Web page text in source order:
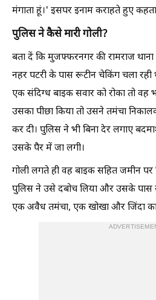
मंगाता हूं।' इसपर इनाम कराहते हुए
पुलिस ने कैसे मारी गोली?
बता दें कि मुजफ्फरनगर की रामराज
नहर पटरी के पास रूटीन चेकिंग चला
एक संदिग्ध बाइक सवार को रोका तो
उसका पीछा किया तो उसने तमंचा
कर दी। पुलिस ने भी बिना देर लगाए
उसके पैर में जा लगी।
गोली लगते ही वह बाइक सहित जमीन पर
पुलिस ने उसे दबोच लिया और उसके पास
एक अवैध तमंचा, एक खोखा और जिंदा